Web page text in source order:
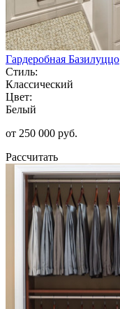
Гардеробная Базилуццо
Стиль:
Классический
Цвет:
Белый
от 250 000 руб.
Рассчитать